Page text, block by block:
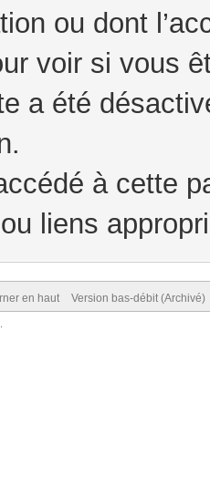
ou dont
voir si vous
a été
à cette
liens
en haut Version bas-débit (Archivé)